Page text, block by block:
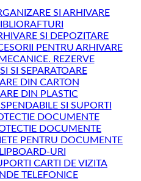
SI ARHIVARE
SI DEPOZITARE
PENTRU ARHIVARE
REZERVE
SI SEPARATOARE
DIN CARTON
DIN PLASTIC
SI SUPORTI
DOCUMENTE
DOCUMENTE
PENTRU DOCUMENTE
URI
CARTI DE VIZITA
TELEFONICE